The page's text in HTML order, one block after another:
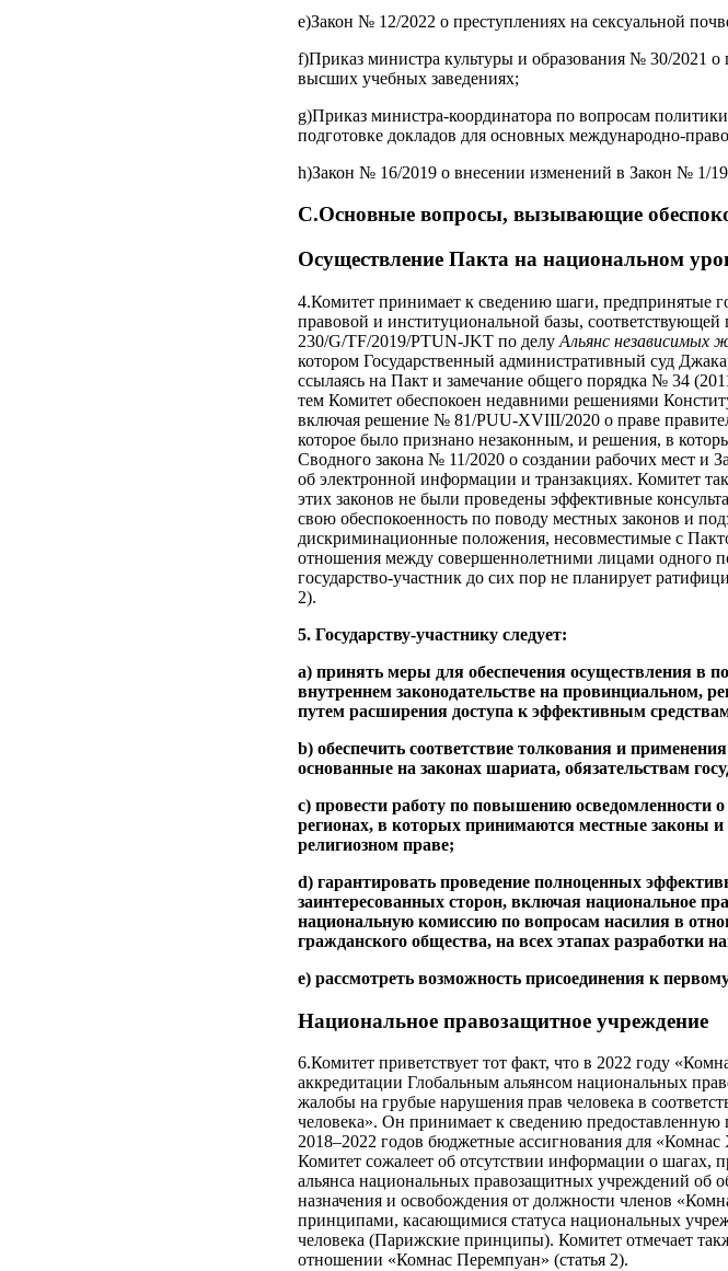
e)Закон № 12/2022 о преступлениях на сексуальной
f)Приказ министра культуры и образования № 30/2021
высших учебных заведениях;
g)Приказ министра-координатора по вопросам
подготовке докладов для основных международно-
h)Закон № 16/2019 о внесении изменений в Закон № 1/
C.Основные вопросы, вызывающие
Осуществление Пакта на национальном
4.Комитет принимает к сведению шаги, предпринятые
правовой и институциональной базы,
230/G/TF/2019/PTUN-JKT по делу Альянс независимых
котором Государственный административный суд
ссылаясь на Пакт и замечание общего порядка № 34
тем Комитет обеспокоен недавними решениями
включая решение № 81/PUU-XVIII/2020 о праве
которое было признано незаконным, и решения, в
Сводного закона № 11/2020 о создании рабочих мест и
об электронной информации и транзакциях. Комитет
этих законов не были проведены эффективные
свою обеспокоенность по поводу местных законов и
дискриминационные положения, несовместимые с
отношения между совершеннолетними лицами одного
государство-участник до сих пор не планирует
2).
5. Государству-участнику следует:
a) принять меры для обеспечения осуществления в
внутреннем законодательстве на провинциальном,
путем расширения доступа к эффективным
b) обеспечить соответствие толкования и
основанные на законах шариата, обязательствам
c) провести работу по повышению осведомленности
регионах, в которых принимаются местные законы
религиозном праве;
d) гарантировать проведение полноценных
заинтересованных сторон, включая национальное
национальную комиссию по вопросам насилия в
гражданского общества, на всех этапах разработки
e) рассмотреть возможность присоединения к
Национальное правозащитное учреждение
6.Комитет приветствует тот факт, что в 2022 году
аккредитации Глобальным альянсом национальных
жалобы на грубые нарушения прав человека в
человека». Он принимает к сведению
2018–2022 годов бюджетные ассигнования для
Комитет сожалеет об отсутствии информации о шагах,
альянса национальных правозащитных учреждений об
назначения и освобождения от должности членов
принципами, касающимися статуса национальных
человека (Парижские принципы). Комитет отмечает
отношении «Комнас Перемпуан» (статья 2).